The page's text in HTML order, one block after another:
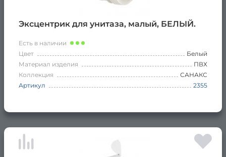
Эксцентрик для унитаза, малый, БЕЛЫЙ.
Есть в наличии
Цвет
Белый
Материал изделия
ПВХ
Коллекция
САНАКС
Артикул
2355